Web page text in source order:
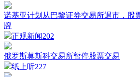
诺基亚计划从巴黎证券交易所退市，股
牌
正观新闻202
俄罗斯莫斯科交易所暂停股票交易
纸上听227